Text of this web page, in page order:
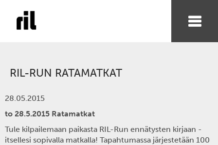
RIL-RUN RATAMATKAT
28.05.2015
to 28.5.2015 Ratamatkat
Tule kilpailemaan paikasta RIL-Run ennätysten kirjaan -
itsellesi sopivalla matkalla! Tapahtumassa järjestetään 100